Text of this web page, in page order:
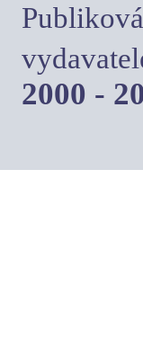
2000 -